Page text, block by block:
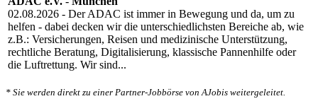
02.08.2026 - Der ADAC ist immer in Bewegung und da, um zu
helfen - dabei decken wir die unterschiedlichsten Bereiche ab, wie
z.B.: Versicherungen, Reisen und medizinische Unterstützung,
rechtliche Beratung, Digitalisierung, klassische Pannenhilfe oder
die Luftrettung. Wir sind...
* Sie werden direkt zu einer Partner-Jobbörse von AJobis weitergeleitet.